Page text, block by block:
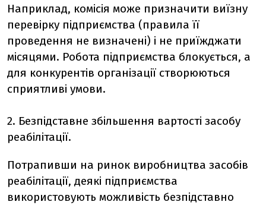
Наприклад, комісія може призначити виїзну
перевірку підприємства (правила її
проведення не визначені) і не приїжджати
місяцями. Робота підприємства блокується, а
для конкурентів організації створюються
сприятливі умови.
2. Безпідставне збільшення вартості засобу
реабілітації.
Потрапивши на ринок виробництва засобів
реабілітації, деякі підприємства
використовують можливість безпідставно